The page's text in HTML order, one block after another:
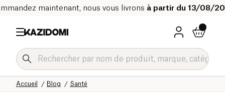
maintenant, nous vous livrons à partir du 13/08/
Santé
Blog
Accueil